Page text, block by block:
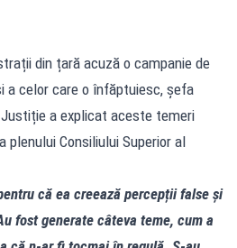
din țară acuză o campanie de
a celor care o înfăptuiesc, șefa
a explicat aceste temeri
Consiliului Superior al
că ea creează percepții false și
fost generate câteva teme, cum a